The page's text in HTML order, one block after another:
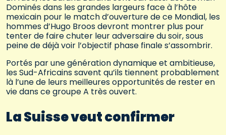
Dominés dans les grandes largeurs face à l’hôte
mexicain pour le match d’ouverture de ce Mondial, les
hommes d’Hugo Broos devront montrer plus pour
tenter de faire chuter leur adversaire du soir, sous
peine de déjà voir l’objectif phase finale s’assombrir.
Portés par une génération dynamique et ambitieuse,
les Sud-Africains savent qu’ils tiennent probablement
là l’une de leurs meilleures opportunités de rester en
vie dans ce groupe A très ouvert.
La Suisse veut confirmer